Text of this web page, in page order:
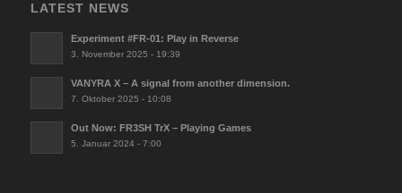
LATEST NEWS
Experiment #FR-01: Play in Reverse
3. November 2025 - 19:39
VANYRA X – A signal from another dimension.
7. Oktober 2025 - 10:08
Out Now: FR3SH TrX – Playing Games
5. Januar 2024 - 7:00